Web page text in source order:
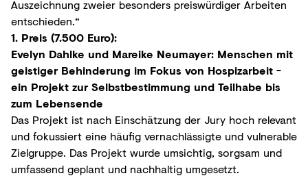
Auszeichnung zweier besonders preiswürdiger Arbeiten
entschieden.“
1. Preis (7.500 Euro):
Evelyn Dahlke und Mareike Neumayer: Menschen mit
geistiger Behinderung im Fokus von Hospizarbeit -
ein Projekt zur Selbstbestimmung und Teilhabe bis
zum Lebensende
Das Projekt ist nach Einschätzung der Jury hoch relevant
und fokussiert eine häufig vernachlässigte und vulnerable
Zielgruppe. Das Projekt wurde umsichtig, sorgsam und
umfassend geplant und nachhaltig umgesetzt.